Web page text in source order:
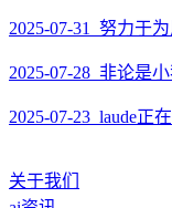
2025-07-31 努力于
2025-07-28 非论是
2025-07-23 laude正
关于我们